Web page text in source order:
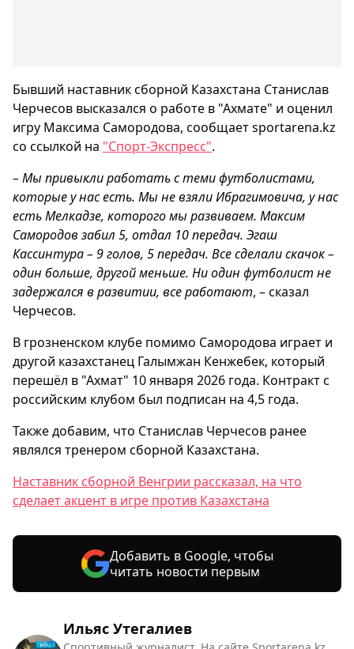
Ильяс Утегалиев
Бывший наставник сборной Казахстана Станислав
Черчесов высказался о работе в "Ахмате" и оценил
игру Максима Самородова, сообщает sportarena.kz
со ссылкой на "Спорт-Экспресс".
– Мы привыкли работать с теми футболистами,
которые у нас есть. Мы не взяли Ибрагимовича, у нас
есть Мелкадзе, которого мы развиваем. Максим
Самородов забил 5, отдал 10 передач. Эгаш
Кассинтура – 9 голов, 5 передач. Все сделали скачок –
один больше, другой меньше. Ни один футболист не
задержался в развитии, все работают, – сказал
Черчесов.
В грозненском клубе помимо Самородова играет и
другой казахстанец Галымжан Кенжебек, который
перешёл в "Ахмат" 10 января 2026 года. Контракт с
российским клубом был подписан на 4,5 года.
Также добавим, что Станислав Черчесов ранее
являлся тренером сборной Казахстана.
Наставник сборной Венгрии рассказал, на что
сделает акцент в игре против Казахстана
Добавить в Google, чтобы
читать новости первым